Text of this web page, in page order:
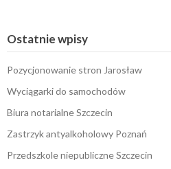
Ostatnie wpisy
Pozycjonowanie stron Jarosław
Wyciągarki do samochodów
Biura notarialne Szczecin
Zastrzyk antyalkoholowy Poznań
Przedszkole niepubliczne Szczecin